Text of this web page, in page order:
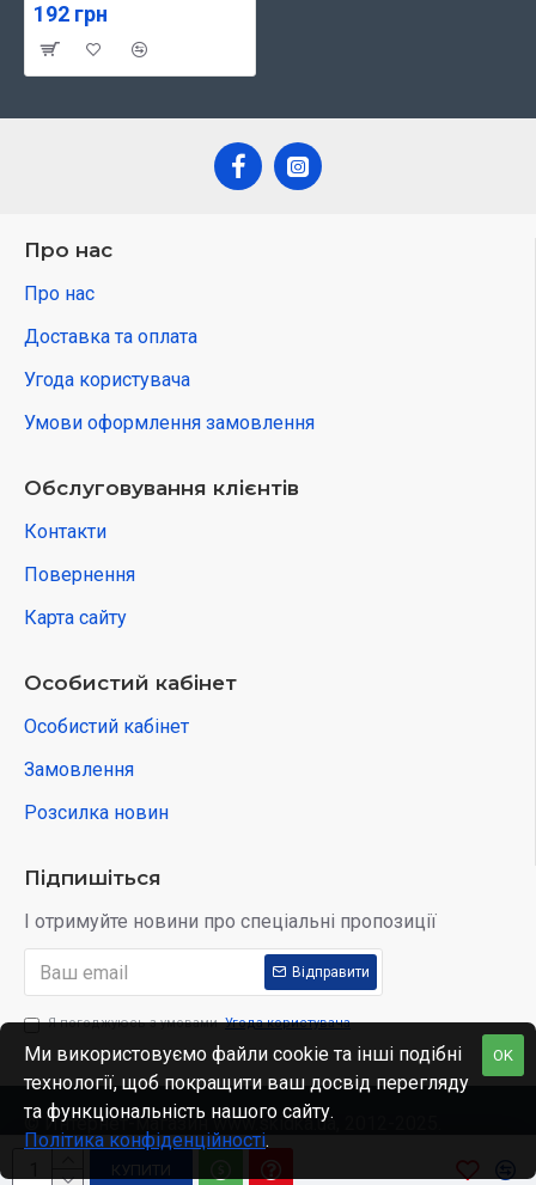
КУПИТИ
192 грн
Про нас
Про нас
Доставка та оплата
Угода користувача
Умови оформлення замовлення
Обслуговування клієнтів
Контакти
Повернення
Карта сайту
Особистий кабінет
Особистий кабінет
Замовлення
Розсилка новин
Підпишіться
І отримуйте новини про спеціальні пропозиції
Відправити
Я погоджуюсь з умовами Угода користувача
© Интернет-магазин www.skidka.ua, 2012-2025.
OK
Ми використовуємо файли cookie та інші подібні
технології, щоб покращити ваш досвід перегляду
та функціональність нашого сайту.
Політика конфіденційності.